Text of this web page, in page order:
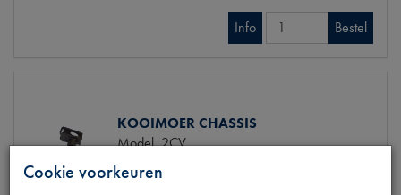
Info Bestel
KOOIMOER CHASSIS
Model2CV
OE Citroën
Cookie voorkeuren